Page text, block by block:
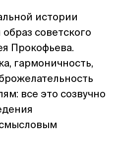
истории
советского
Прокофьева.
гармоничность,
все это созвучно